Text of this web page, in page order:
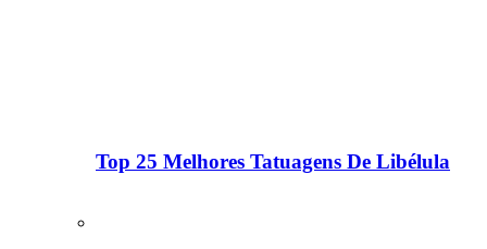
Top 25 Melhores Tatuagens De Libélula